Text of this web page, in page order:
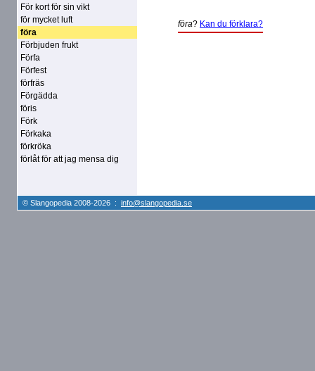
För kort för sin vikt
för mycket luft
föra
Förbjuden frukt
Förfa
Förfest
förfräs
Förgädda
föris
Förk
Förkaka
förkröka
förlåt för att jag mensa dig
föra? Kan du förklara?
© Slangopedia 2008-2026 : info@slangopedia.se